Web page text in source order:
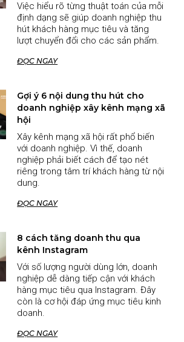
Việc hiểu rõ từng thuật toán của mỗi
định dạng sẽ giúp doanh nghiệp thu
hút khách hàng mục tiêu và tăng
lượt chuyển đổi cho các sản phẩm.
ĐỌC NGAY
Gợi ý 6 nội dung thu hút cho
doanh nghiệp xây kênh mạng xã
hội
Xây kênh mạng xã hội rất phổ biến
với doanh nghiệp. Vì thế, doanh
nghiệp phải biết cách để tạo nét
riêng trong tâm trí khách hàng từ nội
dung.
ĐỌC NGAY
8 cách tăng doanh thu qua
kênh Instagram
Với số lượng người dùng lớn, doanh
nghiệp dễ dàng tiếp cận với khách
hàng mục tiêu qua Instagram. Đây
còn là cơ hội đáp ứng mục tiêu kinh
doanh.
ĐỌC NGAY